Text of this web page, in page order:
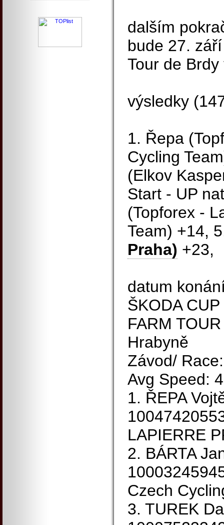
dalším
bude 27.
Tour de
výsledky
1. Řepa
Cycling
(Elkov
Start - UP
(Topforex -
Team) +14,
Praha) +23,
datum
ŠKODA
FARM TOUR
Hrabyně
Závod/
Avg Speed:
1. ŘEPA
LAPIERRE
2. BÁRTA
Czech
3. TUREK